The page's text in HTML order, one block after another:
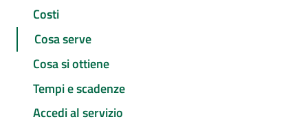
Costi
Cosa serve
Cosa si ottiene
Tempi e scadenze
Accedi al servizio